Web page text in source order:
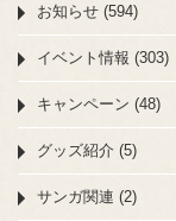
お知らせ (594)
イベント情報 (303)
キャンペーン (48)
グッズ紹介 (5)
サンガ関連 (2)